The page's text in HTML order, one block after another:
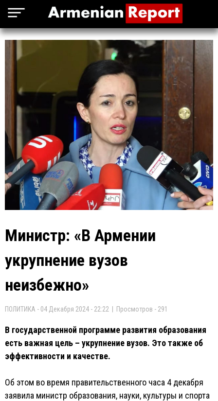
Министр: «В Армении
укрупнение вузов
неизбежно»
ПОЛИТИКА - 04 Декабря 2024 - 22:22 | Просмотров - 291
В государственной программе развития образования
есть важная цель – укрупнение вузов. Это также об
эффективности и качестве.
Об этом во время правительственного часа 4 декабря
заявила министр образования, науки, культуры и спорта